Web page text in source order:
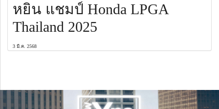
หยิน แชมป์ Honda LPGA
Thailand 2025
3 มี.ค. 2568